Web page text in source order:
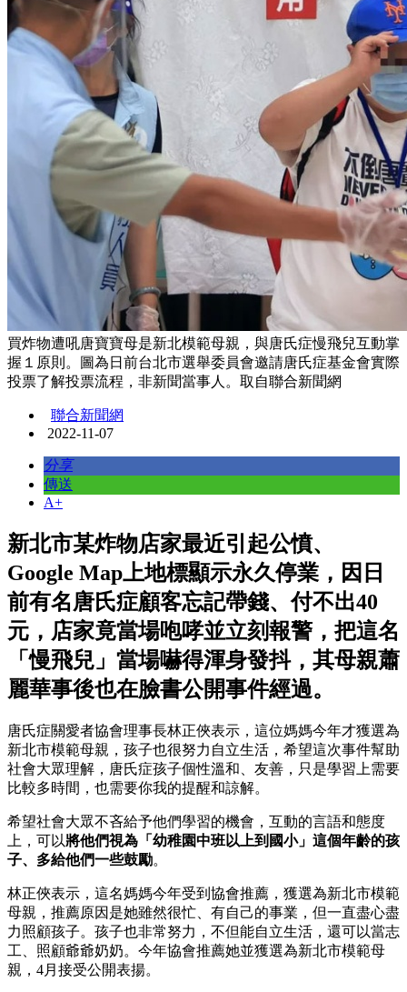
買炸物遭吼唐寶寶母是新北模範母親，與唐氏症慢飛兒互動掌
握１原則。圖為日前台北市選舉委員會邀請唐氏症基金會實際
投票了解投票流程，非新聞當事人。取自聯合新聞網
聯合新聞網
2022-11-07
分享
傳送
A+
新北市某炸物店家最近引起公憤、
Google Map上地標顯示永久停業，因日
前有名唐氏症顧客忘記帶錢、付不出40
元，店家竟當場咆哮並立刻報警，把這名
「慢飛兒」當場嚇得渾身發抖，其母親蕭
麗華事後也在臉書公開事件經過。
唐氏症關愛者協會理事長林正俠表示，這位媽媽今年才獲選為
新北市模範母親，孩子也很努力自立生活，希望這次事件幫助
社會大眾理解，唐氏症孩子個性溫和、友善，只是學習上需要
比較多時間，也需要你我的提醒和諒解。
希望社會大眾不吝給予他們學習的機會，互動的言語和態度
上，可以將他們視為「幼稚園中班以上到國小」這個年齡的孩
子、多給他們一些鼓勵。
林正俠表示，這名媽媽今年受到協會推薦，獲選為新北市模範
母親，推薦原因是她雖然很忙、有自己的事業，但一直盡心盡
力照顧孩子。孩子也非常努力，不但能自立生活，還可以當志
工、照顧爺爺奶奶。今年協會推薦她並獲選為新北市模範母
親，4月接受公開表揚。